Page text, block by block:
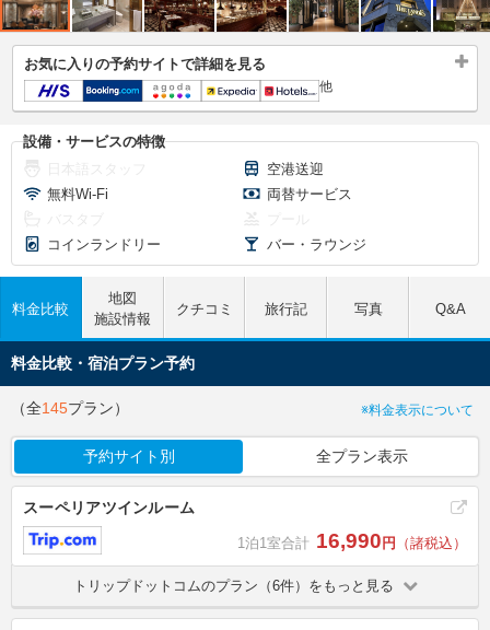
お気に入りの予約サイトで詳細を見る
他
設備・サービスの特徴
空港送迎
無料Wi-Fi
両替サービス
コインランドリー
バー・ラウンジ
料金比較
地図
施設情報
クチコミ 旅行記 写真 Q&A
料金比較・宿泊プラン予約
（全145プラン） ※料金表示について
予約サイト別 全プラン表示
スーペリアツインルーム
1泊1室合計 16,990円 （諸税込）
トリップドットコムのプラン（6件）をもっと見る